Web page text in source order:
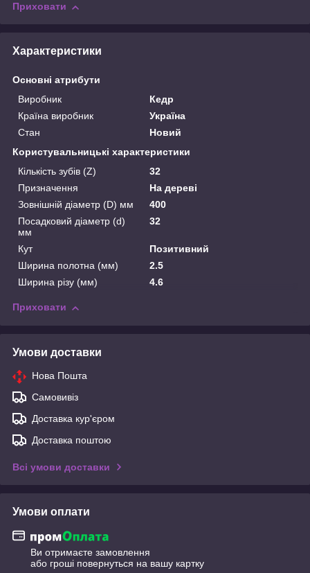
Приховати
Характеристики
Основні атрибути
Виробник
Кедр
Країна виробник
Україна
Стан
Новий
Користувальницькі характеристики
Кількість зубів (Z)
32
Призначення
На дереві
Зовнішній діаметр (D) мм
400
Посадковий діаметр (d)
мм
32
Кут
Позитивний
Ширина полотна (мм)
2.5
Ширина різу (мм)
4.6
Приховати
Умови доставки
Нова Пошта
Самовивіз
Доставка кур'єром
Доставка поштою
Всі умови доставки
Умови оплати
Ви отримаєте замовлення
або гроші повернуться на вашу картку